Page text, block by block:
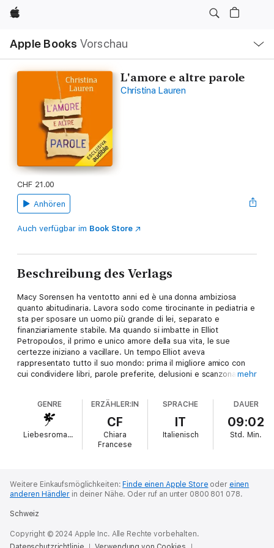
Apple
Apple Books Vorschau
Navigation
Menü
öffnen
L'amore e altre parole
Christina Lauren
CHF 21.00
Anhören
Auch verfügbar im Book Store
Beschreibung des Verlags
Macy Sorensen ha ventotto anni ed è una donna ambiziosa
quanto abitudinaria. Lavora sodo come tirocinante in pediatria e
sta per sposare un uomo più grande di lei, separato e
finanziariamente stabile. Ma quando si imbatte in Elliot
Petropoulos, il primo e unico amore della sua vita, le sue
certezze iniziano a vacillare. Un tempo Elliot aveva
rappresentato tutto il suo mondo: prima il migliore amico con
cui condividere libri, parole preferite, delusioni e scanzonati
notte stessa in cui le aveva dichiarato il proprio amore. Undici
anni dopo, Macy è una donna riservata, che tiene le persone a
distanza e si dedica anima e corpo alla professione, ma il caso
per lei ha in serbo altro, e rimette Elliot sul suo cammino...
Ormai estranei l'uno all'altra, con i ricordi oscurati dalla
primo amore, quello che non si dimentica mai, a patto però di
superare il passato e andare oltre sé stessi...
Un'appassionante e brillante storia sulla magia del primo amore
mehr
GENRE
Liebesromane
ERZÄHLER:IN
CF
Chiara
Francese
SPRACHE
IT
Italienisch
DAUER
09:02
Std. Min.
Weitere Einkaufsmöglichkeiten:Finde einen Apple Store oder einen
anderen Händler in deiner Nähe. Oder ruf an unter 0800 801 078.
Schweiz
Copyright © 2024 Apple Inc. Alle Rechte vorbehalten.